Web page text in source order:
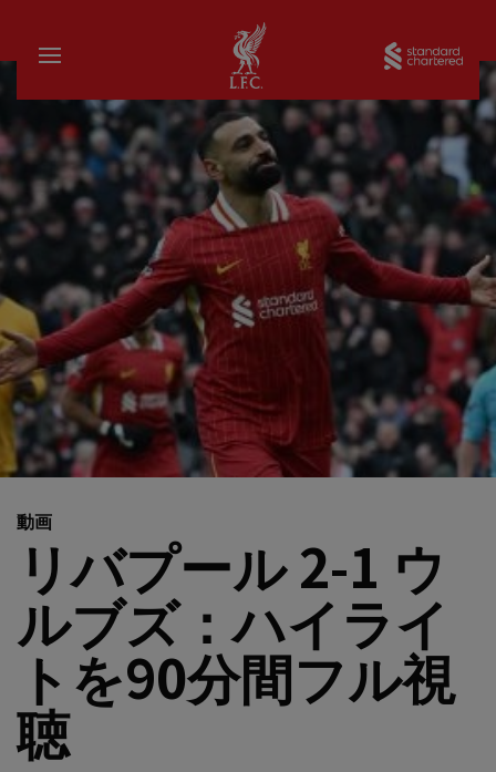
家
動画
リバプール 2-1 ウ
ルブズ：ハイライ
トを90分間フル視
聴